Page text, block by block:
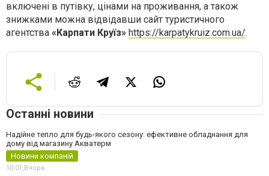
включені в путівку, цінами на проживання, а також
знижками можна відвідавши сайт туристичного
агентства «Карпати Круїз» https://karpatykruiz.com.ua/.
Останні новини
Надійне тепло для будь-якого сезону: ефективне обладнання для
дому від магазину Акватерм
Новини компаній
10:01,Вчора